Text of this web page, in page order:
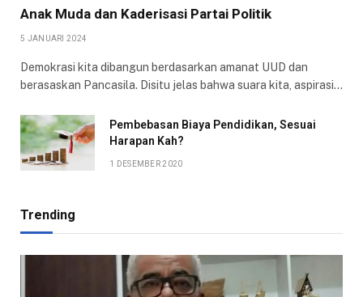
Anak Muda dan Kaderisasi Partai Politik
5 JANUARI 2024
Demokrasi kita dibangun berdasarkan amanat UUD dan
berasaskan Pancasila. Disitu jelas bahwa suara kita, aspirasi…
Pembebasan Biaya Pendidikan, Sesuai
Harapan Kah?
1 DESEMBER 2020
Trending